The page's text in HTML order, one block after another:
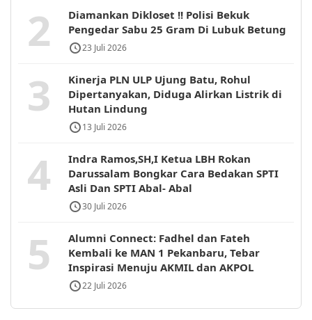
2
Diamankan Dikloset !! Polisi Bekuk
Pengedar Sabu 25 Gram Di Lubuk Betung
23 Juli 2026
3
Kinerja PLN ULP Ujung Batu, Rohul
Dipertanyakan, Diduga Alirkan Listrik di
Hutan Lindung
13 Juli 2026
4
Indra Ramos,SH,I Ketua LBH Rokan
Darussalam Bongkar Cara Bedakan SPTI
Asli Dan SPTI Abal- Abal
30 Juli 2026
5
Alumni Connect: Fadhel dan Fateh
Kembali ke MAN 1 Pekanbaru, Tebar
Inspirasi Menuju AKMIL dan AKPOL
22 Juli 2026